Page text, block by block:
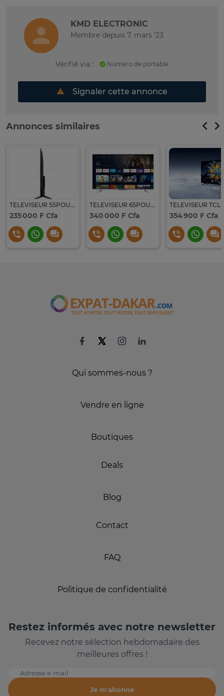
KMD ELECTRONIC
Membre depuis 7. mars '23
Vérifié via : Numéro de portable
Signaler cette annonce
Annonces similaires
TELEVISEUR 55POUCES TCL SMART GOOGLE TV 4K UHD +VOICE CONTRO
235 000 F Cfa
TELEVISEUR 65POUCES TCL SMART GOOGLE TV 4K
340 000 F Cfa 354 900 F Cfa
Qui sommes-nous ?
Vendre en ligne
Boutiques
Deals
Blog
Contact
FAQ
Politique de confidentialité
Restez informés avec notre newsletter
Recevez notre sélection hebdomadaire des
meilleures offres !
Adresse e-mail
Je m'abonne